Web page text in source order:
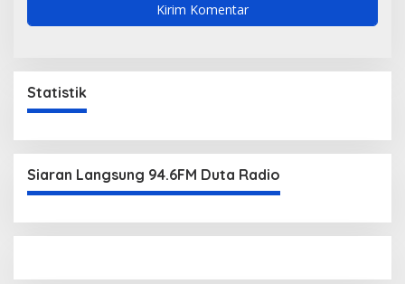
Statistik
Siaran Langsung 94.6FM Duta Radio